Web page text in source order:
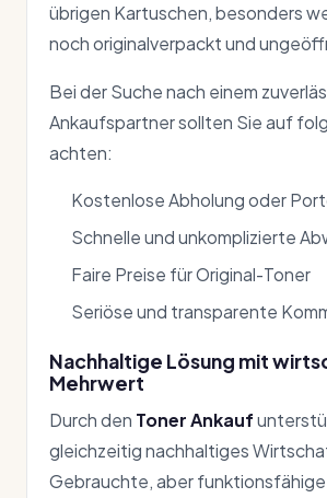
übrigen Kartuschen, besonders
noch originalverpackt und
Bei der Suche nach einem
Ankaufspartner sollten Sie auf
achten:
Kostenlose Abholung oder
Schnelle und unkomplizierte
Faire Preise für Original-Toner
Seriöse und transparente
Nachhaltige Lösung mit
Mehrwert
Durch den Toner Ankauf
gleichzeitig nachhaltiges
Gebrauchte, aber